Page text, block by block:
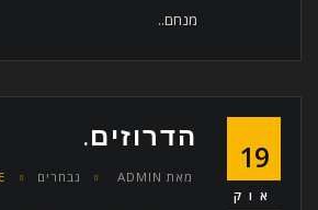
מנחם..
19
אוק
הדרוזים.
מאת ADMIN נבחרים